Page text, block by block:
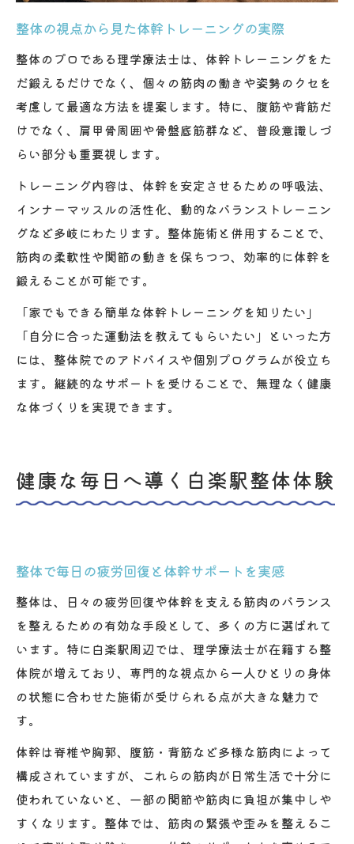
整体の視点から見た体幹トレーニングの実際
整体のプロである理学療法士は、体幹トレーニングをた
だ鍛えるだけでなく、個々の筋肉の働きや姿勢のクセを
考慮して最適な方法を提案します。特に、腹筋や背筋だ
けでなく、肩甲骨周囲や骨盤底筋群など、普段意識しづ
らい部分も重要視します。
トレーニング内容は、体幹を安定させるための呼吸法、
インナーマッスルの活性化、動的なバランストレーニン
グなど多岐にわたります。整体施術と併用することで、
筋肉の柔軟性や関節の動きを保ちつつ、効率的に体幹を
鍛えることが可能です。
「家でもできる簡単な体幹トレーニングを知りたい」
「自分に合った運動法を教えてもらいたい」といった方
には、整体院でのアドバイスや個別プログラムが役立ち
ます。継続的なサポートを受けることで、無理なく健康
な体づくりを実現できます。
健康な毎日へ導く白楽駅整体体験
整体で毎日の疲労回復と体幹サポートを実感
整体は、日々の疲労回復や体幹を支える筋肉のバランス
を整えるための有効な手段として、多くの方に選ばれて
います。特に白楽駅周辺では、理学療法士が在籍する整
体院が増えており、専門的な視点から一人ひとりの身体
の状態に合わせた施術が受けられる点が大きな魅力で
す。
体幹は脊椎や胸郭、腹筋・背筋など多様な筋肉によって
構成されていますが、これらの筋肉が日常生活で十分に
使われていないと、一部の関節や筋肉に負担が集中しや
すくなります。整体では、筋肉の緊張や歪みを整えるこ